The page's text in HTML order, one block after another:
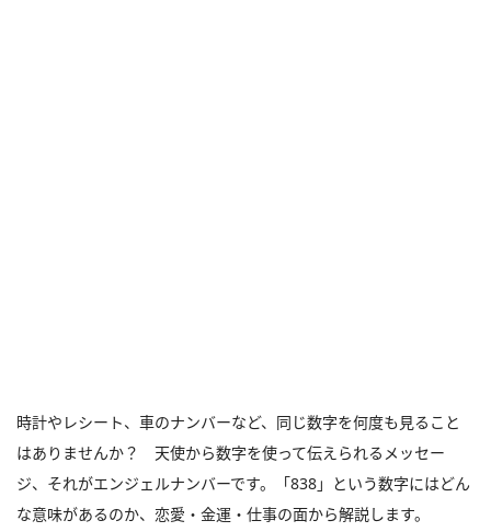
時計やレシート、車のナンバーなど、同じ数字を何度も見ること
はありませんか？ 天使から数字を使って伝えられるメッセー
ジ、それがエンジェルナンバーです。「838」という数字にはどん
な意味があるのか、恋愛・金運・仕事の面から解説します。